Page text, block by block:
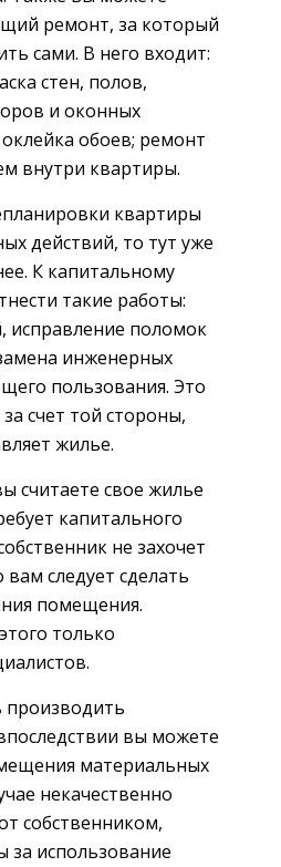
ремонт, за который
сами. В него входит:
стен, полов,
и оконных
обоев; ремонт
внутри квартиры.
квартиры
действий, то тут уже
К капитальному
такие работы:
исправление поломок
инженерных
пользования. Это
счет той стороны,
жилье.
считаете свое жилье
капитального
не захочет
следует сделать
помещения.
только
производить
вы можете
материальных
некачественно
собственником,
за использование